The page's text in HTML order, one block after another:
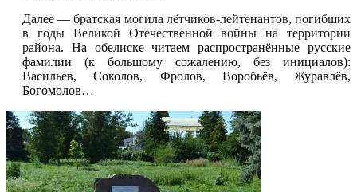
Далее —братская могила лётчиков-лейтенантов, погибших
в годы Великой Отечественной войны на территории
района. На обелиске читаем распространённые русские
фамилии (к большому сожалению, без инициалов):
Васильев, Соколов, Фролов, Воробьёв, Журавлёв,
Богомолов…